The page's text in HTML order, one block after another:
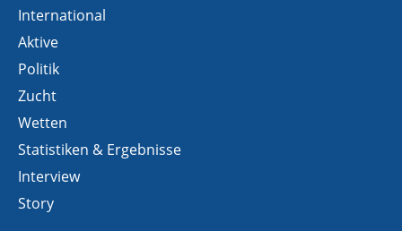
International
Aktive
Politik
Zucht
Wetten
Statistiken & Ergebnisse
Interview
Story